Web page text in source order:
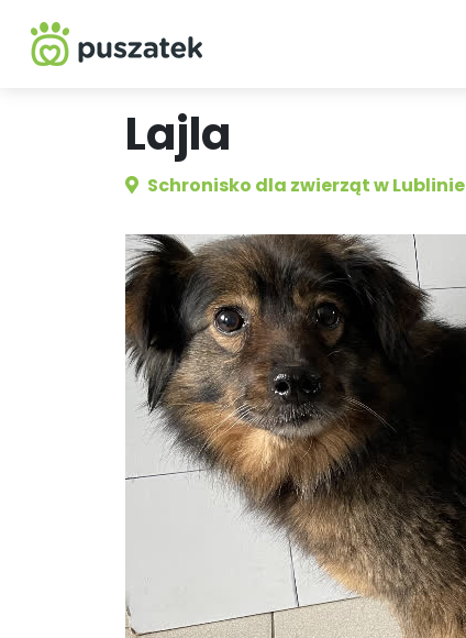
Lajla
Schronisko dla zwierząt w Lublinie